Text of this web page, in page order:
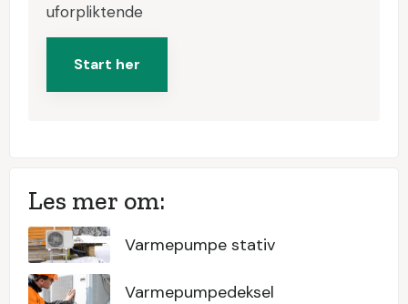
uforpliktende
Start her
Les mer om:
Varmepumpe stativ
Varmepumpedeksel